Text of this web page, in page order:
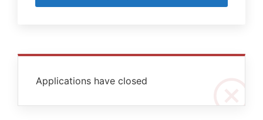
Applications have closed